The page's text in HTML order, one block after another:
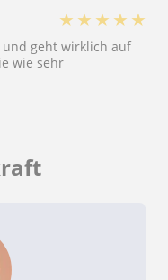
★ ★ ★ ★ ★
und geht wirklich auf
wie sehr